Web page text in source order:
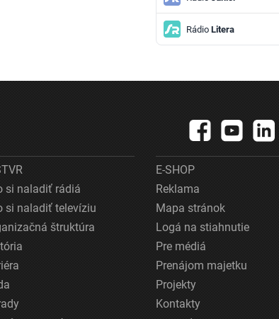
RádioLitera
si naladiť rádiá
si naladiť televíziu
štruktúra
E-SHOP
Reklama
Mapa stránok
Logá na stiahnutie
Pre médiá
Prenájom majetku
Projekty
Kontakty